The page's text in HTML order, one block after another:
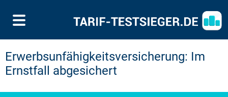
Erwerbsunfähigkeitsversicherung: Im
Ernstfall abgesichert